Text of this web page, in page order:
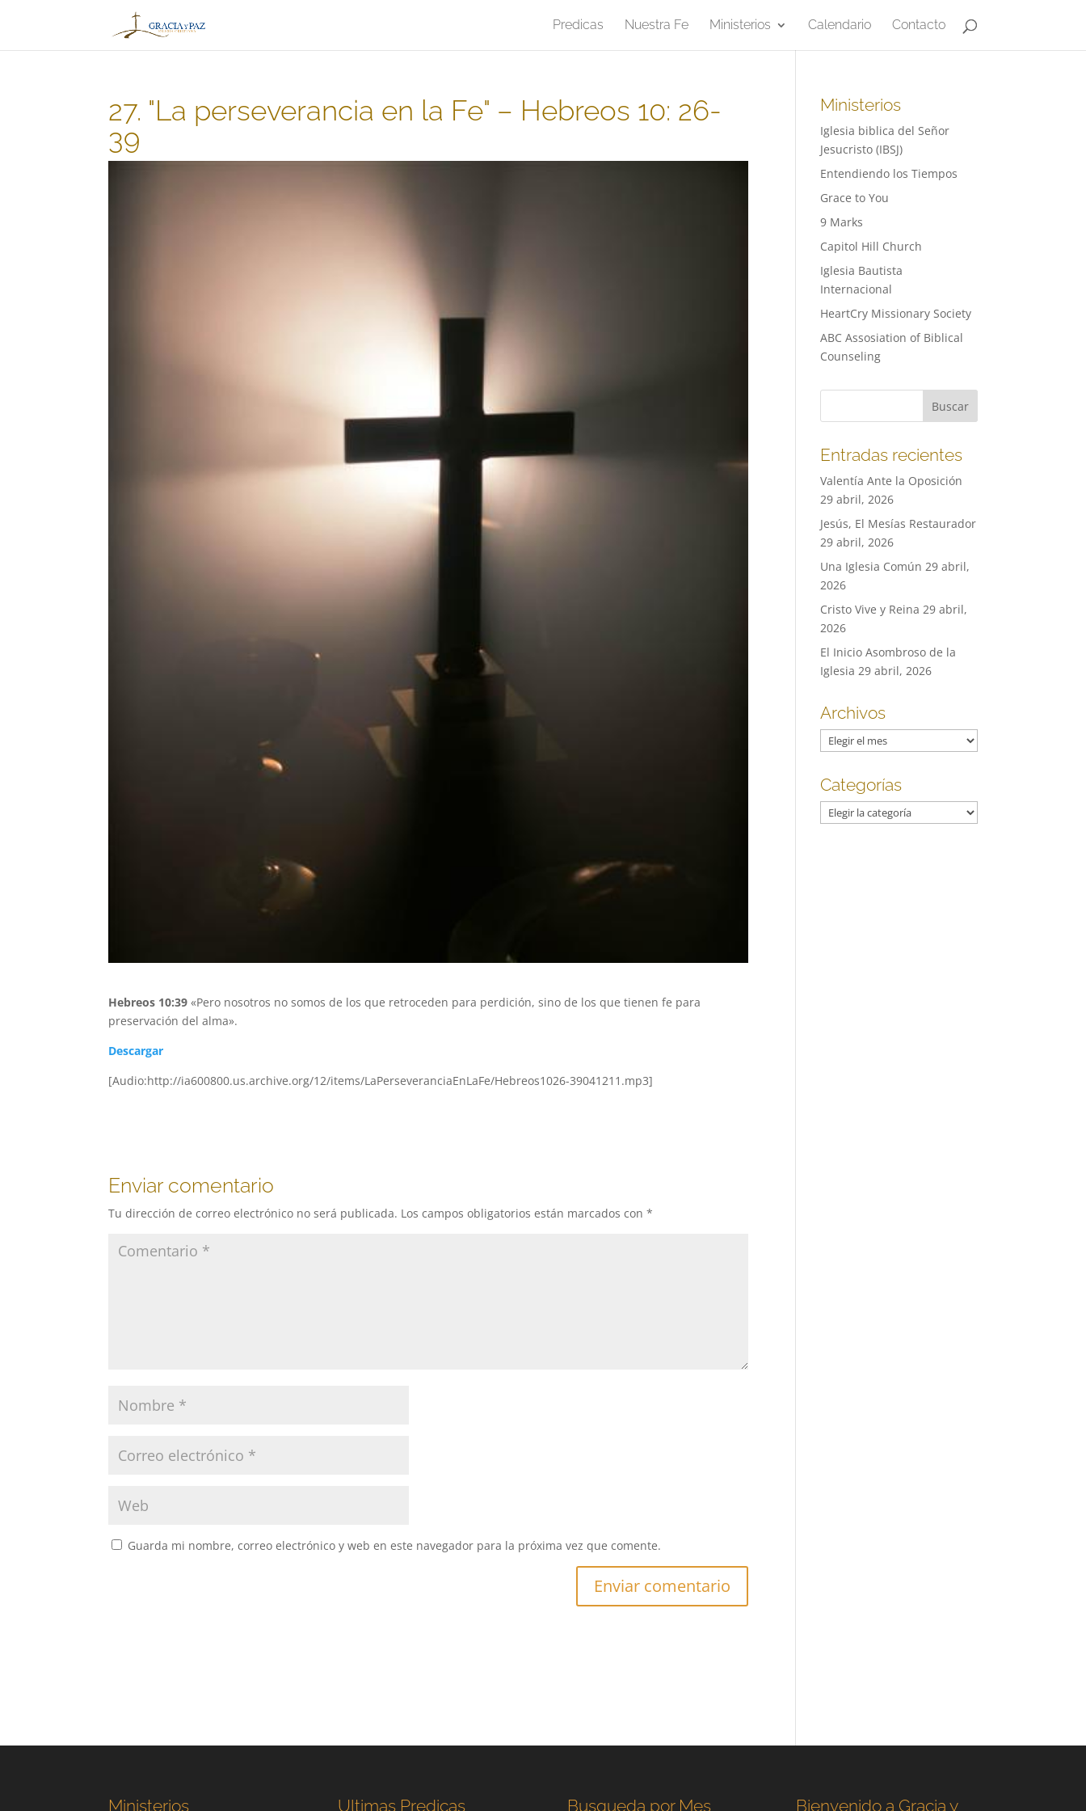
Predicas Nuestra Fe Ministerios Calendario Contacto
27. "La perseverancia en la Fe" – Hebreos 10: 26-
39
Hebreos 10:39 «Pero nosotros no somos de los que retroceden para perdición, sino de los que tienen fe para
preservación del alma».
Descargar
[Audio:http://ia600800.us.archive.org/12/items/LaPerseveranciaEnLaFe/Hebreos1026-39041211.mp3]
Enviar comentario
Tu dirección de correo electrónico no será publicada. Los campos obligatorios están marcados con*
Guarda mi nombre, correo electrónico y web en este navegador para la próxima vez que comente.
Ministerios
Iglesia biblica del Señor
Jesucristo (IBSJ)
Entendiendo los Tiempos
Grace to You
9 Marks
Capitol Hill Church
Iglesia Bautista
Internacional
HeartCry Missionary Society
ABC Assosiation of Biblical
Counseling
Entradas recientes
Valentía Ante la Oposición
29 abril, 2026
Jesús, El Mesías Restaurador
29 abril, 2026
Una Iglesia Común 29 abril,
2026
Cristo Vive y Reina 29 abril,
2026
El Inicio Asombroso de la
Iglesia 29 abril, 2026
Archivos
Archivos
Categorías
Categorías
Ministerios Ultimas Predicas Busqueda por Mes Bienvenido a Gracia y